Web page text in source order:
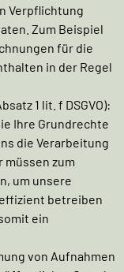
Verpflichtung
Zum Beispiel
für die
in der Regel
1 lit. f DSGVO):
Ihre Grundrechte
die Verarbeitung
müssen zum
um unsere
betreiben
ein
von Aufnahmen